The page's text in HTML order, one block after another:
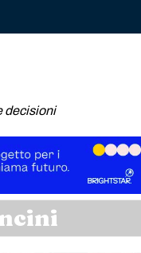
decisioni